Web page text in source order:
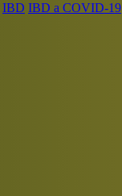
IBD IBD a COVID-19